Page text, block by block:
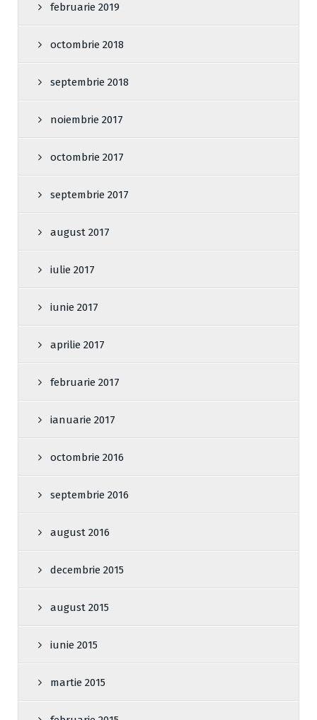
februarie 2019
octombrie 2018
septembrie 2018
noiembrie 2017
octombrie 2017
septembrie 2017
august 2017
iulie 2017
iunie 2017
aprilie 2017
februarie 2017
ianuarie 2017
octombrie 2016
septembrie 2016
august 2016
decembrie 2015
august 2015
iunie 2015
martie 2015